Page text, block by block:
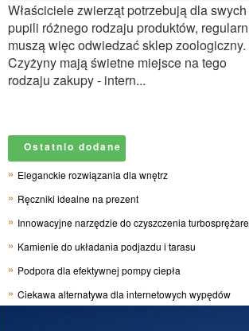
Właściciele zwierząt potrzebują dla swych
pupili różnego rodzaju produktów,
muszą więc odwiedzać sklep zoologiczny.
Czyżyny mają świetne miejsce na tego
rodzaju zakupy - intern...
Ostatnio dodane
Eleganckie rozwiązania dla wnętrz
Ręczniki idealne na prezent
Innowacyjne narzędzie do czyszczenia
Kamienie do układania podjazdu i tarasu
Podpora dla efektywnej pompy ciepła
Ciekawa alternatywa dla internetowych wypędów